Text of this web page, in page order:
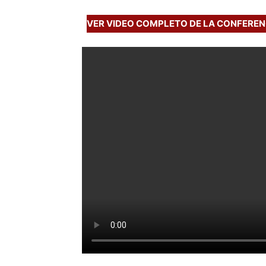
VER VIDEO COMPLETO DE LA